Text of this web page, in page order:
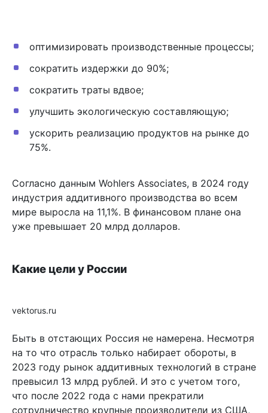
оптимизировать производственные процессы;
сократить издержки до 90%;
сократить траты вдвое;
улучшить экологическую составляющую;
ускорить реализацию продуктов на рынке до
75%.
Согласно данным Wohlers Associates, в 2024 году
индустрия аддитивного производства во всем
мире выросла на 11,1%. В финансовом плане она
уже превышает 20 млрд долларов.
Какие цели у России
vektorus.ru
Быть в отстающих Россия не намерена. Несмотря
на то что отрасль только набирает обороты, в
2023 году рынок аддитивных технологий в стране
превысил 13 млрд рублей. И это с учетом того,
что после 2022 года с нами прекратили
сотрудничество крупные производители из США,